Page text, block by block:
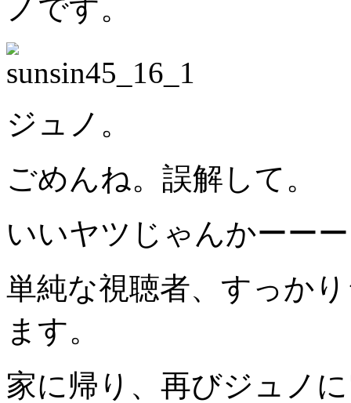
ノです。
ジュノ。
ごめんね。誤解して。
いいヤツじゃんかーー
単純な視聴者、すっか
ます。
家に帰り、再びジュノ